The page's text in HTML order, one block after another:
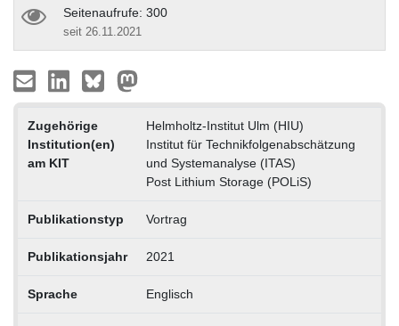
Seitenaufrufe: 300
seit 26.11.2021
Zugehörige
Institution(en)
am KIT
Helmholtz-Institut Ulm (HIU)
Institut für Technikfolgenabschätzung
und Systemanalyse (ITAS)
Post Lithium Storage (POLiS)
Publikationstyp Vortrag
Publikationsjahr 2021
Sprache Englisch